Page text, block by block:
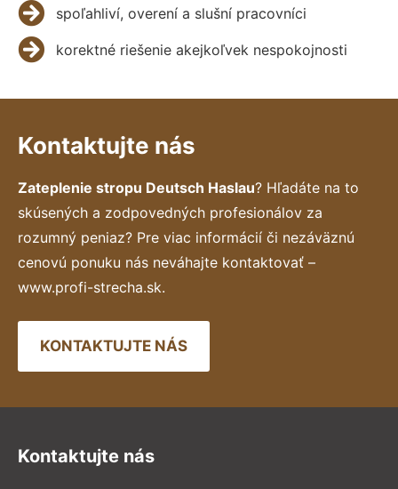
spoľahliví, overení a slušní pracovníci
korektné riešenie akejkoľvek nespokojnosti
Kontaktujte nás
Zateplenie stropu Deutsch Haslau? Hľadáte na to
skúsených a zodpovedných profesionálov za
rozumný peniaz? Pre viac informácií či nezáväznú
cenovú ponuku nás neváhajte kontaktovať –
www.profi-strecha.sk.
KONTAKTUJTE NÁS
Kontaktujte nás